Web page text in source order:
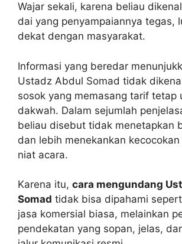
Wajar sekali, karena beliau
dai yang penyampaiannya tegas,
dekat dengan masyarakat.
Informasi yang beredar
Ustadz Abdul Somad tidak
sosok yang memasang tarif tetap
dakwah. Dalam sejumlah
beliau disebut tidak menetapkan
dan lebih menekankan
niat acara.
Karena itu, cara mengundang
Somad tidak bisa dipahami
jasa komersial biasa, melainkan
pendekatan yang sopan, jelas,